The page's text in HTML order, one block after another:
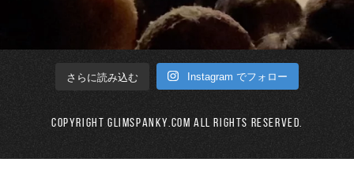
さらに読み込む Instagram でフォロー
Copyright GLIMSPANKY.COM All Rights Reserved.